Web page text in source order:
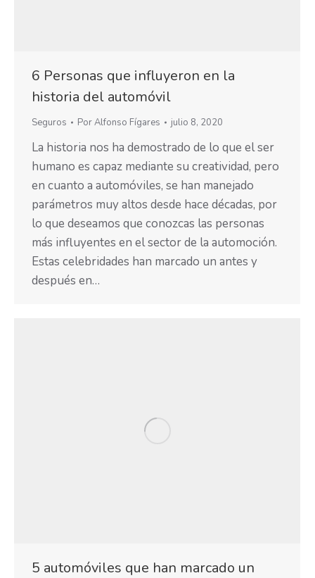
6 Personas que influyeron en la
historia del automóvil
Seguros PorAlfonso Fígares julio 8, 2020
La historia nos ha demostrado de lo que el ser
humano es capaz mediante su creatividad, pero
en cuanto a automóviles, se han manejado
parámetros muy altos desde hace décadas, por
lo que deseamos que conozcas las personas
más influyentes en el sector de la automoción.
Estas celebridades han marcado un antes y
después en…
5 automóviles que han marcado un